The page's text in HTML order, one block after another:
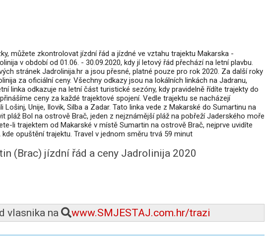
můžete zkontrolovat jízdní řád a jízdné ve vztahu trajektu Makarska -
v období od 01.06. - 30.09.2020, kdy jí letový řád přechází na letní plavbu.
stránek Jadrolinija.hr a jsou přesné, platné pouze pro rok 2020. Za další roky
za oficiální ceny. Všechny odkazy jsou na lokálních linkách na Jadranu,
linka odkazuje na letní část turistické sezóny, kdy pravidelně řídíte trajekty do
ceny za každé trajektové spojení. Vedle trajektu se nacházejí
Lošinj, Unije, Ilovik, Silba a Zadar. Tato linka vede z Makarské do Sumartinu na
pláž Bol na ostrově Brač, jeden z nejznámější pláž na pobřeží Jaderského moře
li trajektem od Makarské v místě Sumartin na ostrově Brač, nejprve uvidíte
opuštění trajektu. Travel v jednom směru trvá 59 minut
(Brac) jízdní řád a ceny Jadrolinija 2020
vlasnika na www.SMJESTAJ.com.hr/trazi